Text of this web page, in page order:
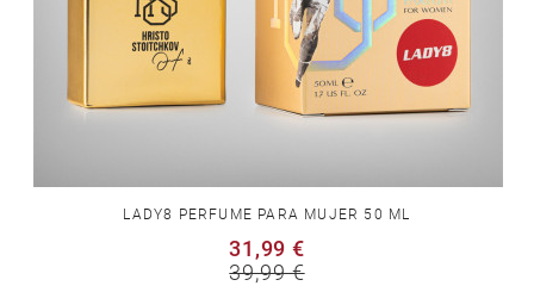
LADY8 PERFUME PARA MUJER 50 ML
31,99 €
39,99 €